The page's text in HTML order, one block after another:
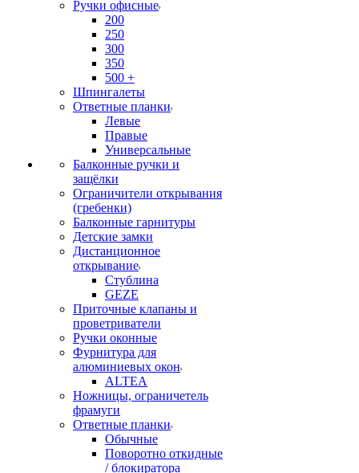
Ручки офисные
200
250
300
350
500 +
Шпингалеты
Ответные планки
Левые
Правые
Универсальные
Балконные ручки и
защёлки
Ограничители открывания
(гребенки)
Балконные гарнитуры
Детские замки
Дистанционное
открывание
Стублина
GEZE
Приточные клапаны и
проветриватели
Ручки оконные
Фурнитура для
алюминиевых окон
ALTEA
Ножницы, ограничетель
фрамуги
Ответные планки
Обычные
Поворотно откидные
/ блокиратора